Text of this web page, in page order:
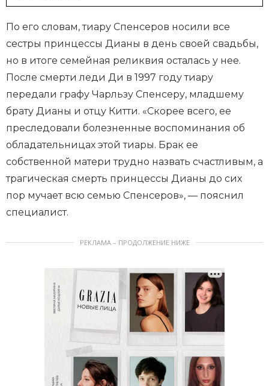
По его словам, тиару Спенсеров носили все
сестры принцессы Дианы в день своей свадьбы,
но в итоге семейная реликвия осталась у нее.
После смерти леди Ди в 1997 году тиару
передали графу Чарльзу Спенсеру, младшему
брату Дианы и отцу Китти. «Скорее всего, ее
преследовали болезненные воспоминания об
обладательницах этой тиары. Брак ее
собственной матери трудно назвать счастливым, а
трагическая смерть принцессы Дианы до сих
пор мучает всю семью Спенсеров», — пояснил
специалист.
РЕКЛАМА – ПРОДОЛЖЕНИЕ НИЖЕ